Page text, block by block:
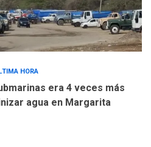
HORA
era 4 veces más
agua en Margarita